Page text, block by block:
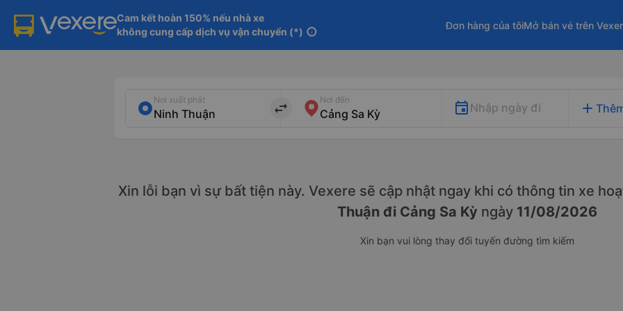
Cam kết hoàn 150% nếu nhà xe
không cung cấp dịch vụ vận chuyển (*) info
Đơn hàng của tôiMở bán vé trên
Nơi xuất phát
import_export
Nơi đến
Nhập ngày đi add
Xin lỗi bạn vì sự bất tiện này. Vexere sẽ cập nhật ngay khi có thông tin xe
Thuận đi Cảng Sa Kỳ ngày 11/08/2026
Xin bạn vui lòng thay đổi tuyến đường tìm kiếm